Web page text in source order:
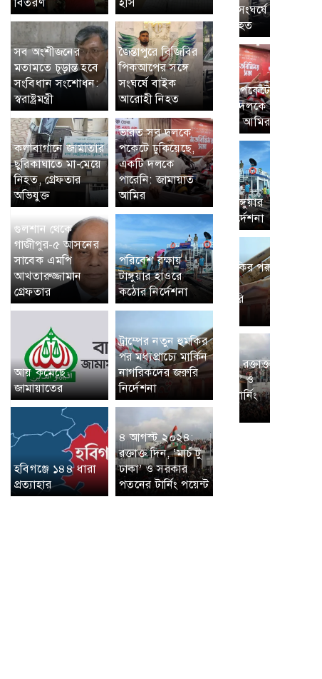
সব অংশীজনের
মতামতে চূড়ান্ত হবে
সংবিধান সংশোধন:
স্বরাষ্ট্রমন্ত্রী
জৈন্তাপুরে বিজিবির
পিকআপের সঙ্গে
সংঘর্ষে বাইক
আরোহী নিহত
কলাবাগানে জামাতার
ছুরিকাঘাতে মা-মেয়ে
নিহত, গ্রেফতার
অভিযুক্ত
ভারত সব দলকে
পকেটে ঢুকিয়েছে,
একটি দলকে
পারেনি: জামায়াত
আমির
গুলশান থেকে
গাজীপুর-৫ আসনের
সাবেক এমপি
আখতারুজ্জামান
গ্রেফতার
পরিবেশ রক্ষায়
টাঙ্গুয়ার হাওরে
কঠোর নির্দেশনা
আয় কমেছে
জামায়াতের
ট্রাম্পের নতুন হুমকির
পর মধ্যপ্রাচ্যে মার্কিন
নাগরিকদের জরুরি
নির্দেশনা
হবিগঞ্জে ১৪৪ ধারা
প্রত্যাহার
৪ আগস্ট ২০২৪:
রক্তাক্ত দিন, ‘মার্চ টু
ঢাকা’ ও সরকার
পতনের টার্নিং পয়েন্ট